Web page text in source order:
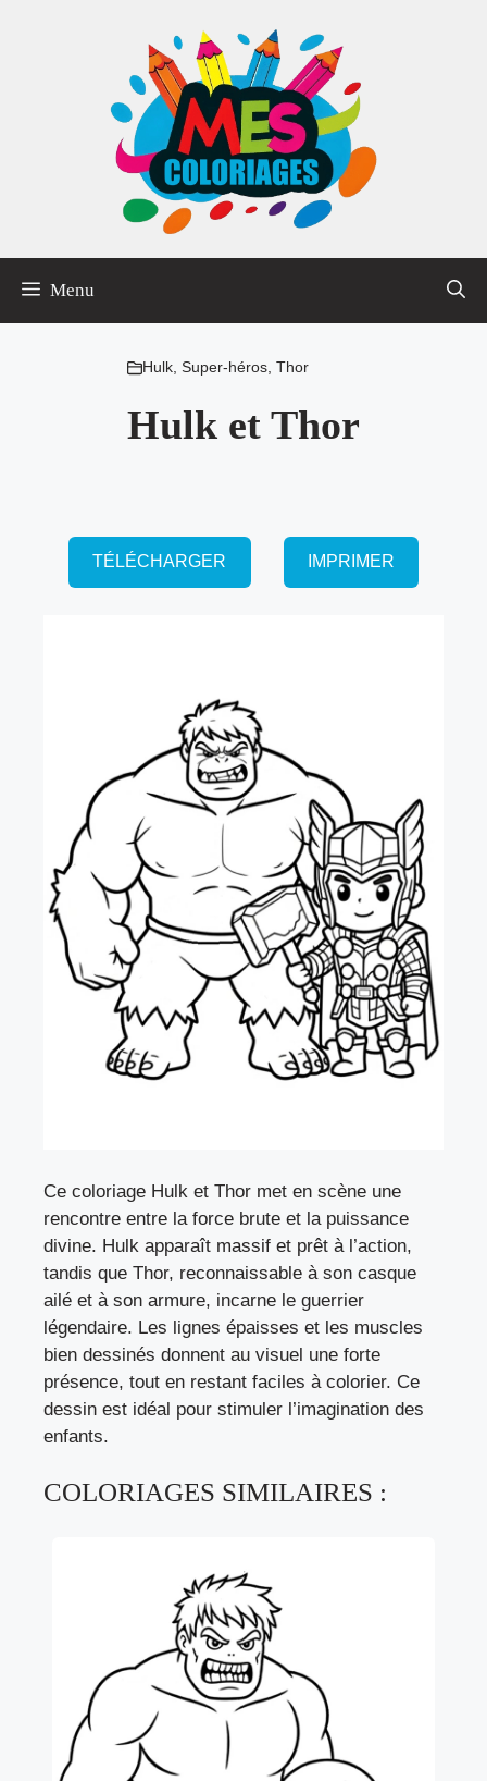
Menu
Hulk, Super-héros, Thor
Hulk et Thor
TÉLÉCHARGER IMPRIMER
Ce coloriage Hulk et Thor met en scène une
rencontre entre la force brute et la puissance
divine. Hulk apparaît massif et prêt à l’action,
tandis que Thor, reconnaissable à son casque
ailé et à son armure, incarne le guerrier
légendaire. Les lignes épaisses et les muscles
bien dessinés donnent au visuel une forte
présence, tout en restant faciles à colorier. Ce
dessin est idéal pour stimuler l’imagination des
enfants.
COLORIAGES SIMILAIRES :